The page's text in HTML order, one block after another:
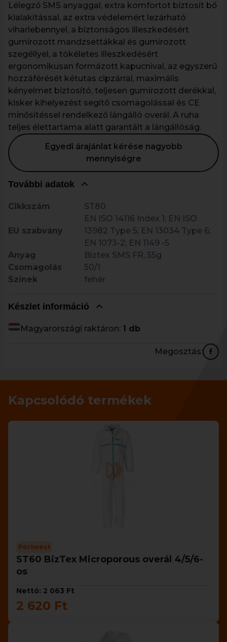
Lélegző SMS anyaggal, extra komfortot biztosít bő
kialakítással, az extra védelemért lezárható
viharlebennyel, a biztonságos illeszkedésért
gumírozott mandzsettákkal és gumírozott
szegéllyel, a tökéletes illeszkedésért
ergonomikusan formázott kapucnival, az egyszerű
hozzáférését kétutas cipzárral, maximális
kényelmet biztosító, teljesen gumírozott derékkal,
kisker kihelyezést segítő csomagolással és CE
minősítéssel rendelkező lángálló overál. A ruha
teljes élettartama alatt garantált a lángállóság.
Egyedi árajánlat kérése nagyobb
mennyiségre
További adatok
Cikkszám ST80
EU szabvány
EN ISO 14116 Index 1; EN ISO
13982 Type 5; EN 13034 Type 6;
EN 1073-2; EN 1149 -5
Anyag
Biztex SMS FR, 55g
Csomagolás
50/1
Színek
fehér
Készlet információ
Magyarországi raktáron: 1 db
Megosztás:
Kapcsolódó termékek
Portwest
ST60 BizTex Microporous overál 4/5/6-
os
Nettó: 2 063 Ft
2 620 Ft